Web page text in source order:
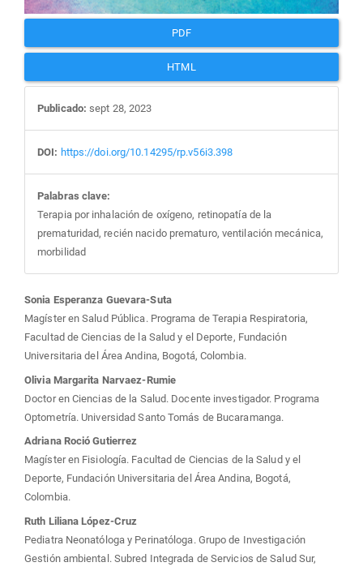
PDF
HTML
Publicado: sept 28, 2023
DOI: https://doi.org/10.14295/rp.v56i3.398
Palabras clave:
Terapia por inhalación de oxígeno, retinopatía de la
prematuridad, recién nacido prematuro, ventilación mecánica,
morbilidad
Contenido
principal
del
artículo
Sonia Esperanza Guevara-Suta
Magíster en Salud Pública. Programa de Terapia Respiratoria,
Facultad de Ciencias de la Salud y el Deporte, Fundación
Universitaria del Área Andina, Bogotá, Colombia.
Olivia Margarita Narvaez-Rumie
Doctor en Ciencias de la Salud. Docente investigador. Programa
Optometría. Universidad Santo Tomás de Bucaramanga.
Adriana Roció Gutierrez
Magíster en Fisiología. Facultad de Ciencias de la Salud y el
Deporte, Fundación Universitaria del Área Andina, Bogotá,
Colombia.
Ruth Liliana López-Cruz
Pediatra Neonatóloga y Perinatóloga. Grupo de Investigación
Gestión ambiental. Subred Integrada de Servicios de Salud Sur,